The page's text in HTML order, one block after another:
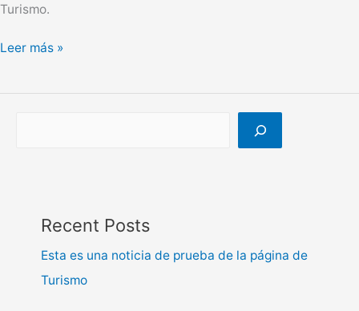
Turismo.
Leer más »
Recent Posts
Esta es una noticia de prueba de la página de
Turismo